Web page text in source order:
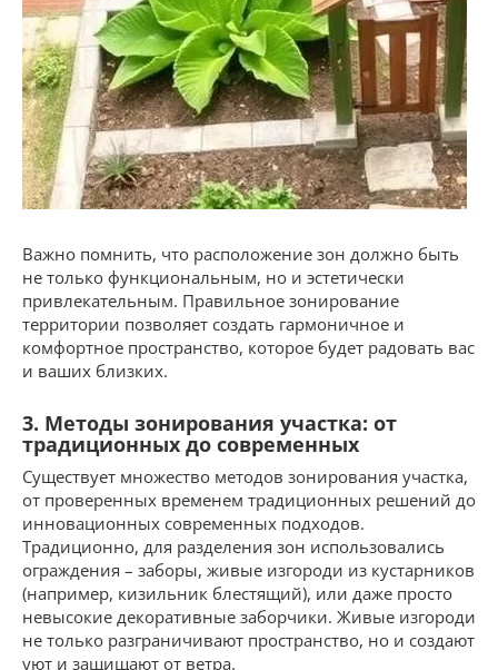
Важно помнить, что расположение зон должно быть
не только функциональным, но и эстетически
привлекательным. Правильное зонирование
территории позволяет создать гармоничное и
комфортное пространство, которое будет радовать вас
и ваших близких.
3. Методы зонирования участка: от
традиционных до современных
Существует множество методов зонирования участка,
от проверенных временем традиционных решений до
инновационных современных подходов.
Традиционно, для разделения зон использовались
ограждения – заборы, живые изгороди из кустарников
(например, кизильник блестящий), или даже просто
невысокие декоративные заборчики. Живые изгороди
не только разграничивают пространство, но и создают
уют и защищают от ветра.